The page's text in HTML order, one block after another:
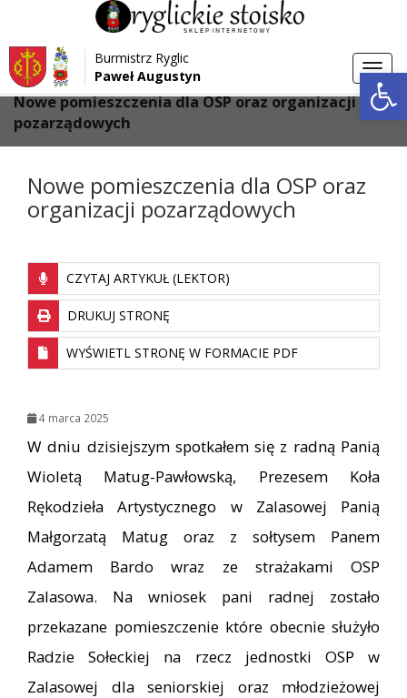
Przejdź do menu
Przejdź do głównej treści strony
Przejdź do stopki strony
Burmistrz Ryglic
Paweł Augustyn
Strona główna > Aktualności
Nowe pomieszczenia dla OSP oraz organizacji
pozarządowych
Nowe pomieszczenia dla OSP oraz
organizacji pozarządowych
CZYTAJ ARTYKUŁ (LEKTOR)
DRUKUJ STRONĘ
WYŚWIETL STRONĘ W FORMACIE PDF
4 marca 2025
W dniu dzisiejszym spotkałem się z radną Panią
Wioletą Matug-Pawłowską, Prezesem Koła
Rękodzieła Artystycznego w Zalasowej Panią
Małgorzatą Matug oraz z sołtysem Panem
Adamem Bardo wraz ze strażakami OSP
Zalasowa. Na wniosek pani radnej zostało
przekazane pomieszczenie które obecnie służyło
Radzie Sołeckiej na rzecz jednostki OSP w
Zalasowej dla seniorskiej oraz młodzieżowej